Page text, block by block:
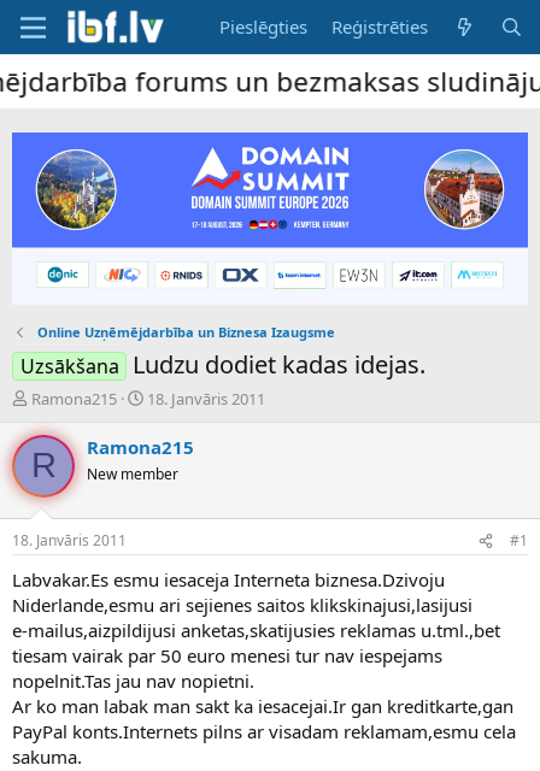
Pieslēgties Reģistrēties
forums un bezmaksas sludinājumu
Online Uzņēmējdarbība un Biznesa Izaugsme
Uzsākšana Ludzu dodiet kadas idejas.
P
v
e
d
i
n
a
u
z
s
ā
c
ē
s
Ramona215
S
k
m
a
u
m
s
18. Janvāris 2011
R Ramona215
New member
18. Janvāris 2011 #1
Labvakar.Es esmu iesaceja Interneta biznesa.Dzivoju
Niderlande,esmu ari sejienes saitos klikskinajusi,lasijusi
e-mailus,aizpildijusi anketas,skatijusies reklamas u.tml.,bet
tiesam vairak par 50 euro menesi tur nav iespejams
nopelnit.Tas jau nav nopietni.
Ar ko man labak man sakt ka iesacejai.Ir gan kreditkarte,gan
PayPal konts.Internets pilns ar visadam reklamam,esmu cela
sakuma.